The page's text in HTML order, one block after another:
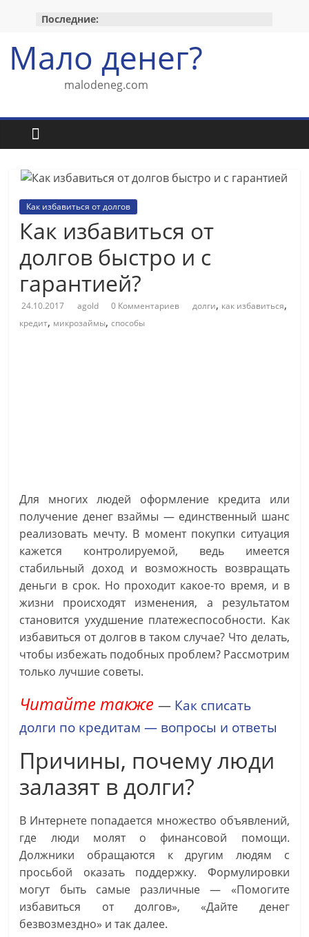
Последние:
Мало денег?
malodeneg.com
Как избавиться от долгов
Как избавиться от
долгов быстро и с
гарантией?
24.10.2017 agold 0 Комментариев долги, как избавиться,
кредит, микрозаймы,способы
Для многих людей оформление кредита или
получение денег взаймы — единственный шанс
реализовать мечту. В момент покупки ситуация
кажется контролируемой, ведь имеется
стабильный доход и возможность возвращать
деньги в срок. Но проходит какое-то время, и в
жизни происходят изменения, а результатом
становится ухудшение платежеспособности. Как
избавиться от долгов в таком случае? Что делать,
чтобы избежать подобных проблем? Рассмотрим
только лучшие советы.
Читайте также— Как списать
долги по кредитам — вопросы и ответы
Причины, почему люди
залазят в долги?
В Интернете попадается множество объявлений,
где люди молят о финансовой помощи.
Должники обращаются к другим людям с
просьбой оказать поддержку. Формулировки
могут быть самые различные — «Помогите
избавиться от долгов», «Дайте денег
безвозмездно» и так далее.